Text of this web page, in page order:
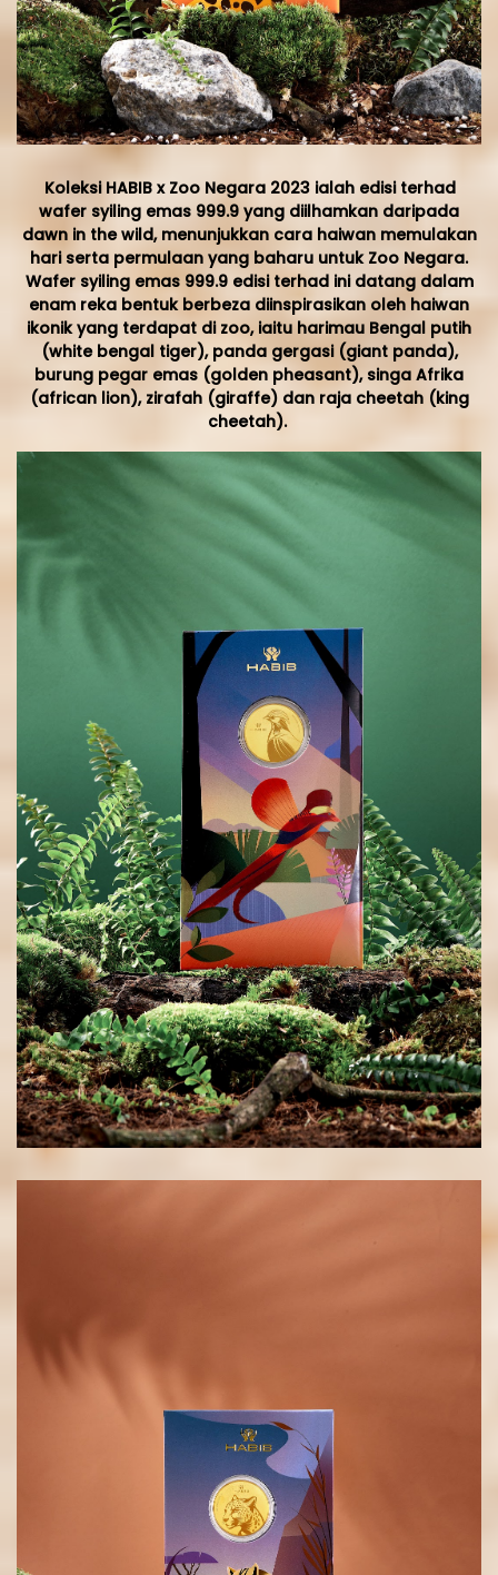
Koleksi HABIB x Zoo Negara 2023 ialah edisi terhad
wafer syiling emas 999.9 yang diilhamkan daripada
dawn in the wild, menunjukkan cara haiwan memulakan
hari serta permulaan yang baharu untuk Zoo Negara.
Wafer syiling emas 999.9 edisi terhad ini datang dalam
enam reka bentuk berbeza diinspirasikan oleh haiwan
ikonik yang terdapat di zoo, iaitu harimau Bengal putih
(white bengal tiger), panda gergasi (giant panda),
burung pegar emas (golden pheasant), singa Afrika
(african lion), zirafah (giraffe) dan raja cheetah (king
cheetah).